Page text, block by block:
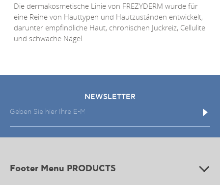
Die dermakosmetische Linie von FREZYDERM wurde für
eine Reihe von Hauttypen und Hautzuständen entwickelt,
darunter empfindliche Haut, chronischen Juckreiz, Cellulite
und schwache Nägel.
NEWSLETTER
Footer Menu PRODUCTS